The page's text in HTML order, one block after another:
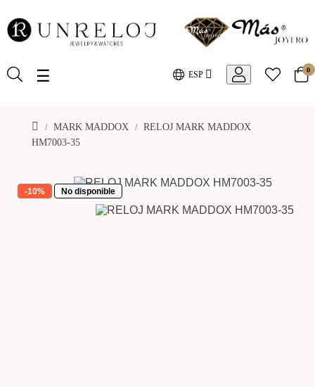
ESP 0
Toggle
☰
MARK MADDOX
RELOJ MARK MADDOX
HM7003-35
-10% No disponible